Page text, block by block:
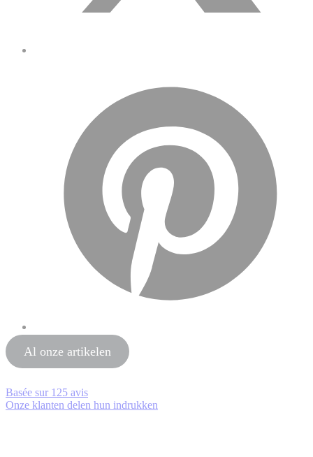
Al onze artikelen
Basée sur 125 avis
Onze klanten delen hun indrukken